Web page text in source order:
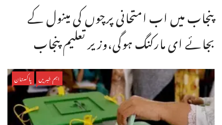
پنجاب میں اب امتحانی پرچوں کی مینول کے
بجائے ای مارکنگ ہوگی،وزیر تعلیم پنجاب
اہم خبریں پاکستان